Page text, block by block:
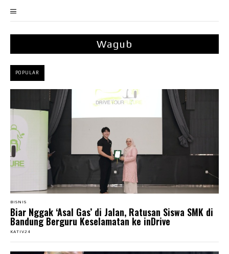
Wagub
POPULAR
BISNIS
Biar Nggak ‘Asal Gas’ di Jalan, Ratusan Siswa SMK di
Bandung Berguru Keselamatan ke inDrive
KATIV24